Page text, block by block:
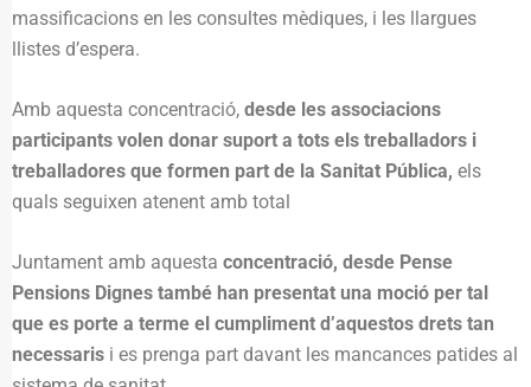
massificacions en les consultes mèdiques, i les llargues
llistes d’espera.
Amb aquesta concentració, desde les associacions
participants volen donar suport a tots els treballadors i
treballadores que formen part de la Sanitat Pública, els
quals seguixen atenent amb total
Juntament amb aquesta concentració, desde Pense
Pensions Dignes també han presentat una moció per tal
que es porte a terme el cumpliment d’aquestos drets tan
necessaris i es prenga part davant les mancances patides al